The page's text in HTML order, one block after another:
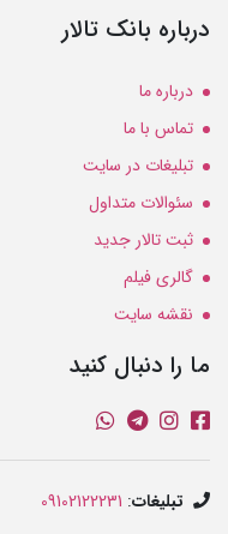
درباره بانک تالار
درباره ما
تماس با ما
تبلیغات در سایت
سئوالات متداول
ثبت تالار جدید
گالری فیلم
نقشه سایت
ما را دنبال کنید
تبلیغات:
09102122231